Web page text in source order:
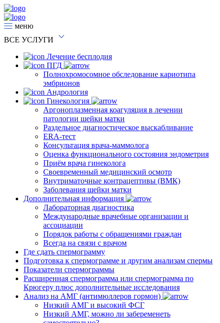
меню
ВСЕ УСЛУГИ
Лечение бесплодия
ПГД
Полнохромосомное обследование кариотипа
эмбрионов
Андрология
Гинекология
Аргоноплазменная коагуляция в лечении
патологии шейки матки
Раздельное диагностическое выскабливание
ERA-тест
Консультация врача-маммолога
Оценка функционального состояния эндометрия
Приём врача гинеколога
Своевременный медицинский осмотр
Внутриматочные контрацептивы (ВМК)
Заболевания шейки матки
Дополнительная информация
Лабораторная диагностика
Международные врачебные организации и
ассоциации
Порядок работы с обращениями граждан
Всегда на связи с врачом
Где сдать спермограмму
Подготовка к спермограмме и другим анализам спермы
Показатели спермограммы
Расширенная спермограмма или спермограмма по
Крюгеру плюс дополнительные исследования
Анализ на АМГ (антимюллеров гормон)
Низкий АМГ и высокий ФСГ
Низкий АМГ, можно ли забеременеть